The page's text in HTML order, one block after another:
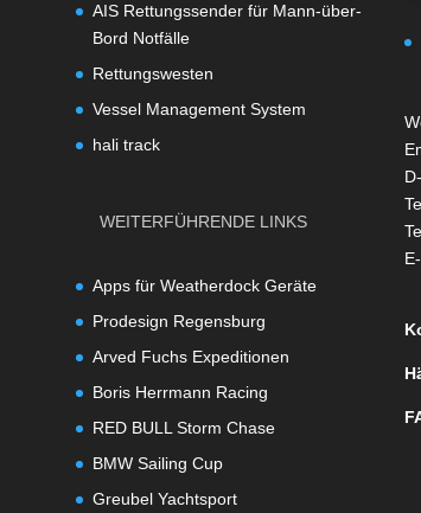
AIS Rettungssender für Mann-über-
Bord Notfälle
Rettungswesten
Vessel Management System
hali track
WEITERFÜHRENDE LINKS
Apps für Weatherdock Geräte
Prodesign Regensburg
Arved Fuchs Expeditionen
Boris Herrmann Racing
RED BULL Storm Chase
BMW Sailing Cup
Greubel Yachtsport